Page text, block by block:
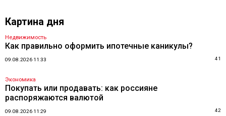
Картина дня
Недвижимость
Как правильно оформить ипотечные каникулы?
09.08.2026 11:33 41
Экономика
Покупать или продавать: как россияне
распоряжаются валютой
09.08.2026 11:29 42